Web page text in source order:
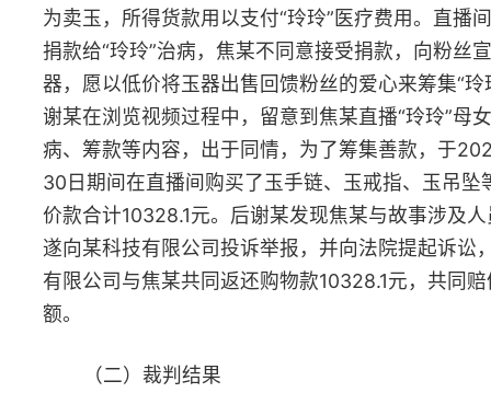
四、子女长期不尽赡养义务，依法构成遗弃，丧失继承权——
某乙诉高小某法定继承纠纷案
（一）基本案情
高小某系高某甲独子。1992年，高小某（时年20周岁）在与
照顾，去世时未奔丧。父亲高某甲身患重病甚至做重大手术期间，
小某也未履行任何照护义务。高某甲有四个兄弟姐妹，分别为高某
乙、高某丙、高某丁和高某戊。其中，高某乙对高某甲夫妻照顾较
多。高某甲去世后，高某乙联系高小某处理高某甲的骨灰落葬事宜
应丧失继承权，高某甲的遗产应由第二顺位继承人继承。高某丙、